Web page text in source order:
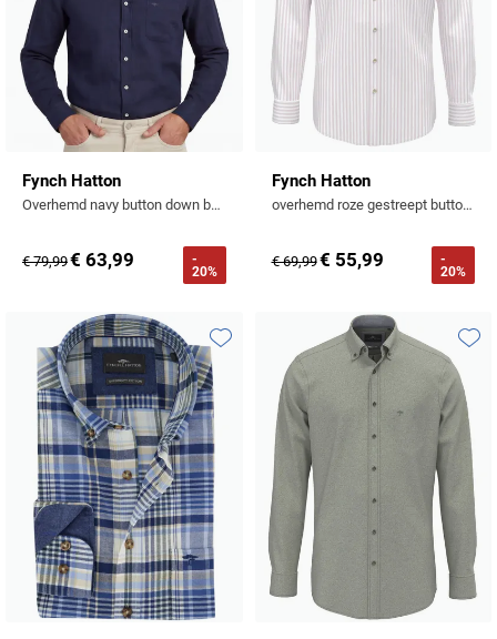
Fynch Hatton
Overhemd navy button down boord
€ 79,99€ 63,99
-
20%
Fynch Hatton
overhemd roze gestreept button down boord
€ 69,99€ 55,99
-
20%
Toevoegen aan favorieten